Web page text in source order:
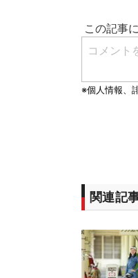
関連記